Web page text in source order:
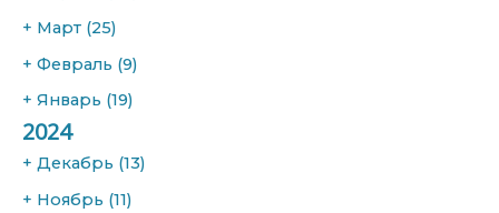
+ Март (25)
+ Февраль (9)
+ Январь (19)
2024
+ Декабрь (13)
+ Ноябрь (11)